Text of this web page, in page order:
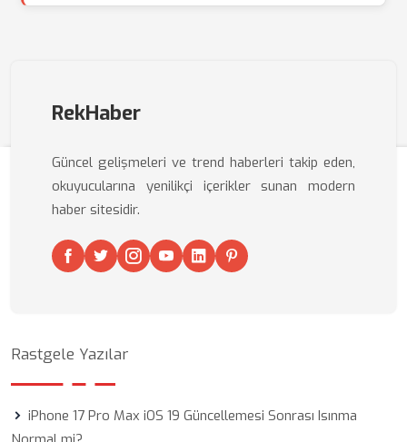
RekHaber
Güncel gelişmeleri ve trend haberleri takip eden,
okuyucularına yenilikçi içerikler sunan modern
haber sitesidir.
Rastgele Yazılar
iPhone 17 Pro Max iOS 19 Güncellemesi Sonrası Isınma